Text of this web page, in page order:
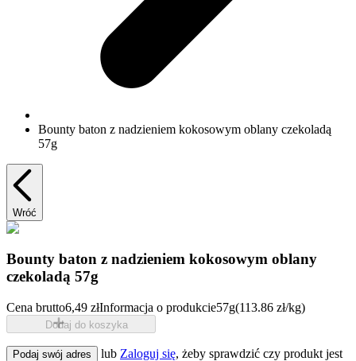
Bounty baton z nadzieniem kokosowym oblany czekoladą
57g
Wróć
Bounty baton z nadzieniem kokosowym oblany
czekoladą 57g
Cena brutto6,49 złInformacja o produkcie57g(113.86 zł/kg)
Dodaj do koszyka
Podaj swój adres lub Zaloguj się, żeby sprawdzić czy produkt jest